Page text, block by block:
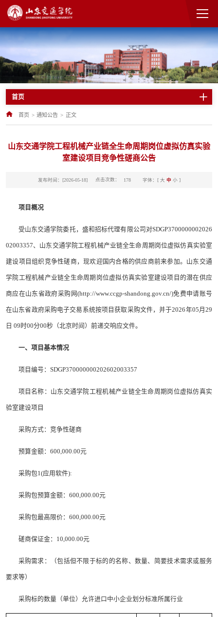
首页
首页 > 通知公告 > 正文
山东交通学院工程机械产业链全生命周期岗位虚拟仿真实验
室建设项目竞争性磋商公告
发布时间：[2026-05-18] 点击次数： 178 字体：[ 大 中 小]
项目概况
受山东交通学院委托，盛和招标代理有限公司对SDGP3700000002026
02003357、山东交通学院工程机械产业链全生命周期岗位虚拟仿真实验室
建设项目组织竞争性磋商，现欢迎国内合格的供应商前来参加。山东交通
学院工程机械产业链全生命周期岗位虚拟仿真实验室建设项目的潜在供应
商应在山东省政府采购网(http://www.ccgp-shandong.gov.cn/)免费申请账号
在山东省政府采购电子交易系统按项目获取采购文件，并于2026年05月29
日 09时00分00秒（北京时间）前递交响应文件。
一、项目基本情况
项目编号：SDGP370000000202602003357
项目名称：山东交通学院工程机械产业链全生命周期岗位虚拟仿真实
验室建设项目
采购方式：竞争性磋商
预算金额：600,000.00元
采购包1(应用软件):
采购包预算金额：600,000.00元
采购包最高限价：600,000.00元
磋商保证金：10,000.00元
采购需求：（包括但不限于标的的名称、数量、简要技术需求或服务
要求等）
采购标的数量（单位）允许进口中小企业划分标准所属行业